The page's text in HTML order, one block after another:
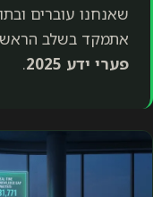
שאנחנו עוברים
אתמקד בשלב
פערי ידע 2025
.